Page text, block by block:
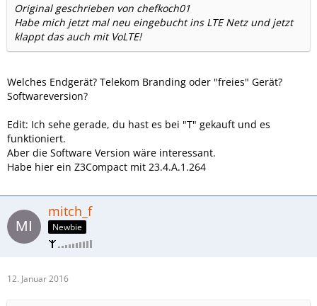
Original geschrieben von chefkoch01
Habe mich jetzt mal neu eingebucht ins LTE Netz und jetzt
klappt das auch mit VoLTE!
Welches Endgerät? Telekom Branding oder "freies" Gerät?
Softwareversion?
Edit: Ich sehe gerade, du hast es bei "T" gekauft und es
funktioniert.
Aber die Software Version wäre interessant.
Habe hier ein Z3Compact mit 23.4.A.1.264
mitch_f
Newbie
12. Januar 2016